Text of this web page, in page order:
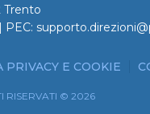
Trento
| PEC:
PRIVACY E COOKIE
RISERVATI © 2026